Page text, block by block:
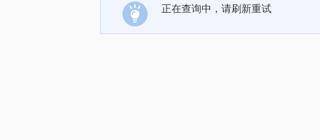
正在查询中，请刷新重试